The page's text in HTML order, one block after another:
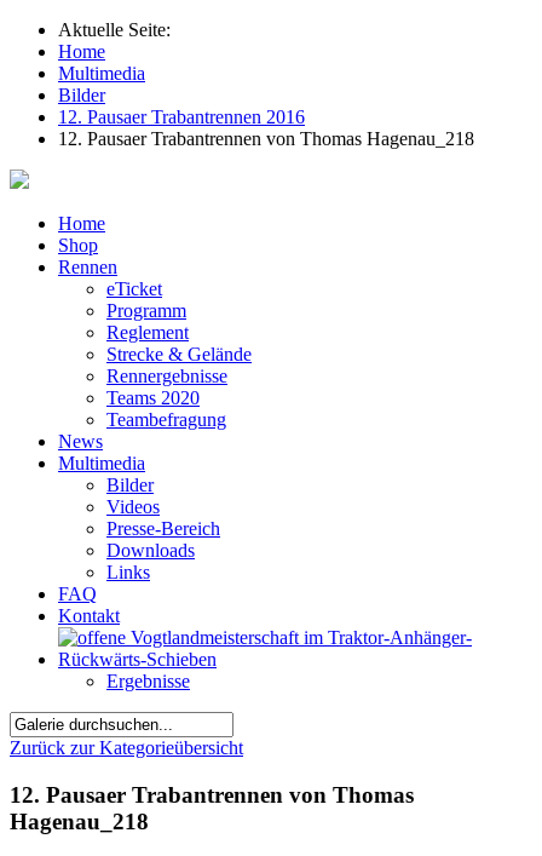
Aktuelle Seite:
Home
Multimedia
Bilder
12. Pausaer Trabantrennen 2016
12. Pausaer Trabantrennen von Thomas Hagenau_218
Home
Shop
Rennen
eTicket
Programm
Reglement
Strecke & Gelände
Rennergebnisse
Teams 2020
Teambefragung
News
Multimedia
Bilder
Videos
Presse-Bereich
Downloads
Links
FAQ
Kontakt
Ergebnisse
Zurück zur Kategorieübersicht
12. Pausaer Trabantrennen von Thomas
Hagenau_218